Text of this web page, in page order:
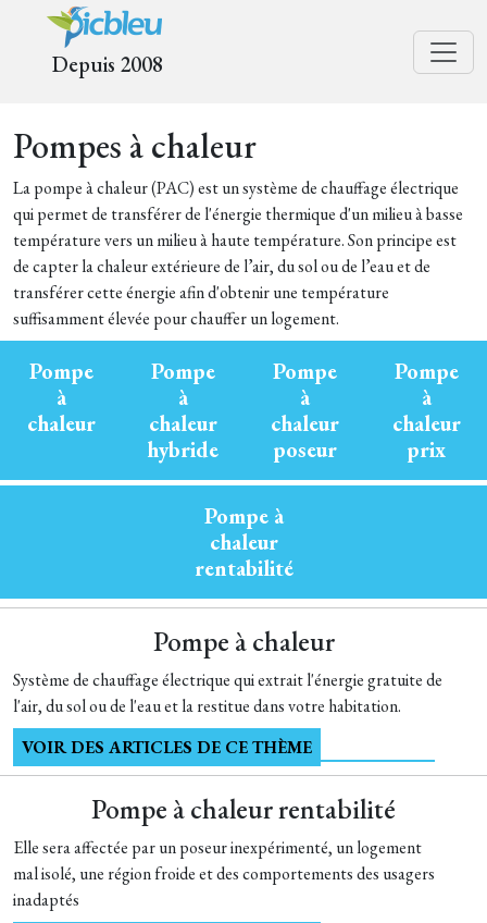
Depuis 2008
Pompes à chaleur
La pompe à chaleur (PAC) est un système de chauffage électrique
qui permet de transférer de l'énergie thermique d'un milieu à basse
température vers un milieu à haute température. Son principe est
de capter la chaleur extérieure de l’air, du sol ou de l’eau et de
transférer cette énergie afin d'obtenir une température
suffisamment élevée pour chauffer un logement.
Pompe
à
chaleur
Pompe
à
chaleur
hybride
Pompe
à
chaleur
poseur
Pompe
à
chaleur
prix
Pompe à
chaleur
rentabilité
Pompe à chaleur
Système de chauffage électrique qui extrait l'énergie gratuite de
l'air, du sol ou de l'eau et la restitue dans votre habitation.
VOIR DES ARTICLES DE CE THÈME
Pompe à chaleur rentabilité
Elle sera affectée par un poseur inexpérimenté, un logement
mal isolé, une région froide et des comportements des usagers
inadaptés